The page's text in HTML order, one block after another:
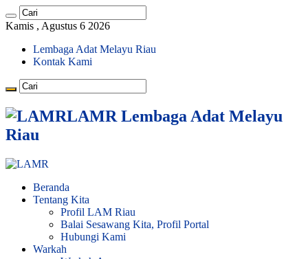
Kamis , Agustus 6 2026
Lembaga Adat Melayu Riau
Kontak Kami
LAMR Lembaga Adat Melayu
Riau
Beranda
Tentang Kita
Profil LAM Riau
Balai Sesawang Kita, Profil Portal
Hubungi Kami
Warkah